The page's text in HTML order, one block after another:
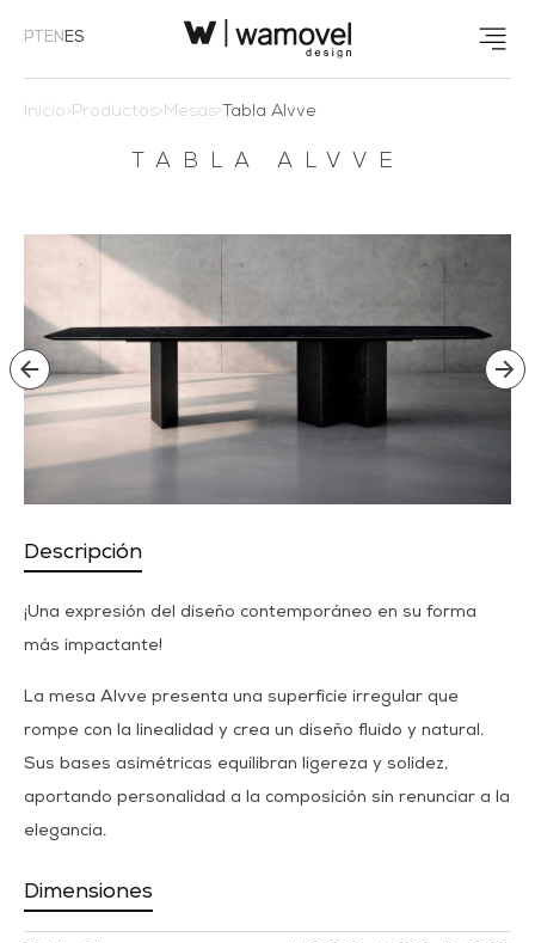
PT EN ES
Inicio>Productos>Mesas> Tabla Alvve
TABLA ALVVE
Descripción
¡Una expresión del diseño contemporáneo en su forma
más impactante!
La mesa Alvve presenta una superficie irregular que
rompe con la linealidad y crea un diseño fluido y natural.
Sus bases asimétricas equilibran ligereza y solidez,
aportando personalidad a la composición sin renunciar a la
elegancia.
Dimensiones